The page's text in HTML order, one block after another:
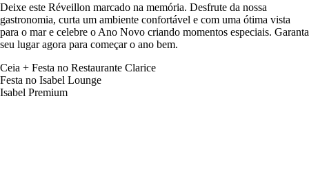
Deixe este Réveillon marcado na memória. Desfrute da nossa
gastronomia, curta um ambiente confortável e com uma ótima vista
para o mar e celebre o Ano Novo criando momentos especiais. Garanta
seu lugar agora para começar o ano bem.
Ceia + Festa no Restaurante Clarice
Festa no Isabel Lounge
Isabel Premium